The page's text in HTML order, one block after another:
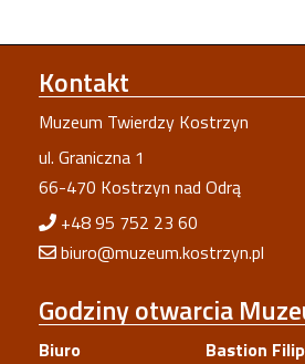
Kontakt
Muzeum Twierdzy Kostrzyn
ul. Graniczna 1
66-470 Kostrzyn nad Odrą
+48 95 752 23 60
biuro@muzeum.kostrzyn.pl
Godzinyotwarcia
Biuro
Bastion